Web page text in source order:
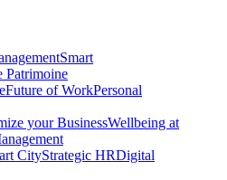
Smart
Patrimoine
Future of WorkPersonal
your BusinessWellbeing at
CityStrategic HRDigital